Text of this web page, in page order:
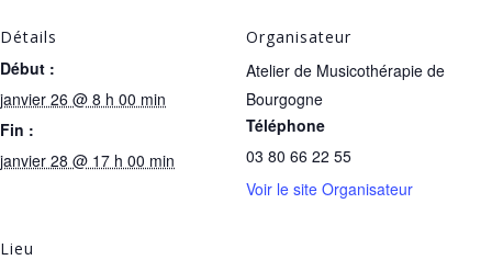
Détails
Début :
janvier 26 @ 8 h 00 min
Fin :
janvier 28 @ 17 h 00 min
Organisateur
Atelier de Musicothérapie de
Bourgogne
Téléphone
03 80 66 22 55
Voir le site Organisateur
Lieu